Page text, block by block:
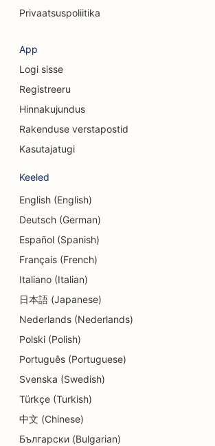
SEO kohvipoodidele
SEO krediidiühistutele
SEO Delis'ile
SEO võlanõustamise teenuste jaoks
SEO valuutavahetusteenuste jaoks
SEO dermabrasiooniteenuste jaoks
SEO päevakeskuste jaoks
SEO detailide kauplustele
SEO söögikohtadele
SEO koogipoodidele
SEO hariduse ja lastehoiuteenuste jaoks
Privaatsuspoliitika
App
Logi sisse
Registreeru
Hinnakujundus
Rakenduse verstapostid
Kasutajatugi
Keeled
English (English)
Deutsch (German)
Español (Spanish)
Français (French)
Italiano (Italian)
日本語 (Japanese)
Nederlands (Nederlands)
Polski (Polish)
Português (Portuguese)
Svenska (Swedish)
Türkçe (Turkish)
中文 (Chinese)
Български (Bulgarian)